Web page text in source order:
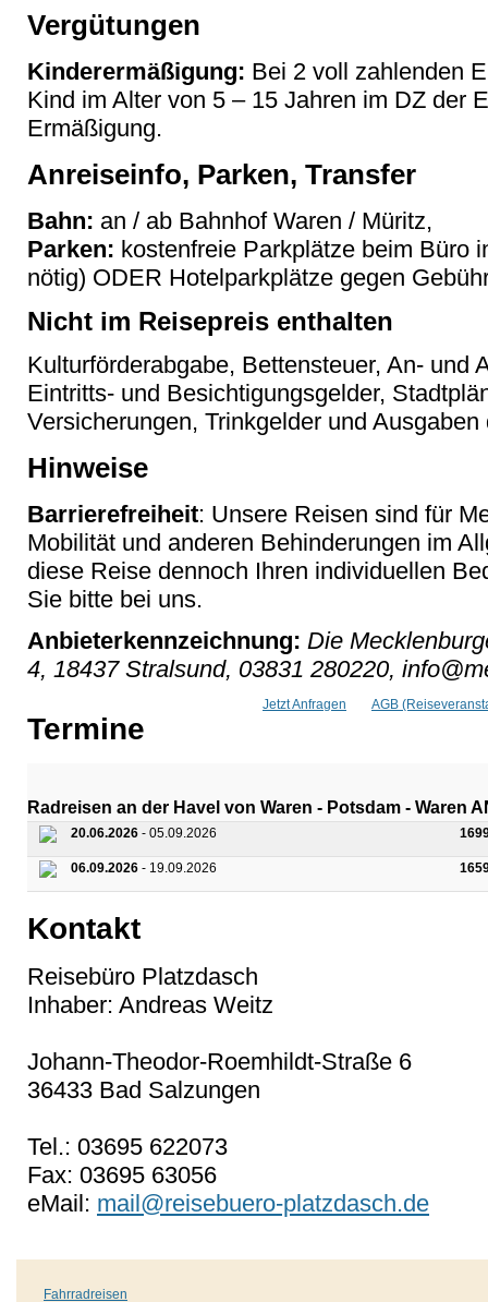
Vergütungen
Kinderermäßigung: Bei 2 voll zahlenden
Kind im Alter von 5 – 15 Jahren im DZ der
Ermäßigung.
Anreiseinfo, Parken, Transfer
Bahn: an / ab Bahnhof Waren / Müritz,
Parken: kostenfreie Parkplätze beim Büro
nötig) ODER Hotelparkplätze gegen
Nicht im Reisepreis enthalten
Kulturförderabgabe, Bettensteuer, An- und
Eintritts- und Besichtigungsgelder,
Versicherungen, Trinkgelder und
Hinweise
Barrierefreiheit: Unsere Reisen sind für
Mobilität und anderen Behinderungen im
diese Reise dennoch Ihren individuellen
Sie bitte bei uns.
Anbieterkennzeichnung: Die
4, 18437 Stralsund, 03831 280220,
Jetzt Anfragen AGB
Termine
Radreisen an der Havel von Waren - Potsdam - Waren
20.06.2026 - 05.09.2026
06.09.2026 - 19.09.2026
Kontakt
Reisebüro Platzdasch
Inhaber: Andreas Weitz
Johann-Theodor-Roemhildt-Straße 6
36433 Bad Salzungen
Tel.: 03695 622073
Fax: 03695 63056
eMail: mail@reisebuero-platzdasch.de
Fahrradreisen